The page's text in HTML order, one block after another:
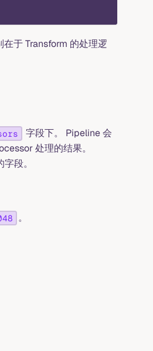
于 Transform 的处理逻
字段下。 Pipeline 会
处理的结果。
段。
。